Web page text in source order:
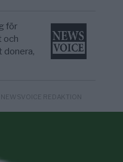
för
och
donera,
NEWSVOICE REDAKTION